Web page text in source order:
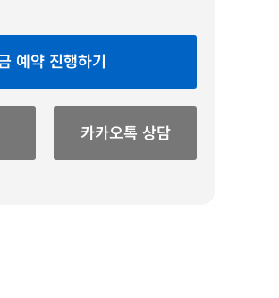
예약 진행하기
카카오톡 상담